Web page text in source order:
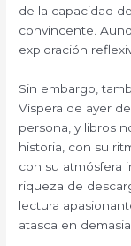
de la capacidad
convincente.
exploración
Sin embargo,
Víspera de ayer
persona, y libros
historia, con su
con su atmósfera
riqueza de
lectura
atasca en